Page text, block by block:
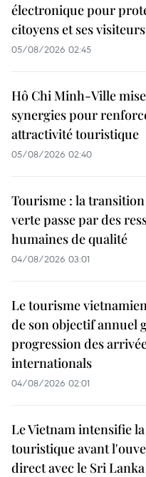
électronique pour
citoyens et ses visiteurs
05/08/2026 02:45
Hô Chi Minh-Ville
synergies pour
attractivité touristique
05/08/2026 02:40
Tourisme : la
verte passe par des
humaines de qualité
04/08/2026 03:01
Le tourisme
de son objectif annuel
progression des
internationals
04/08/2026 02:01
Le Vietnam intensifie
touristique avant
direct avec le Sri Lanka